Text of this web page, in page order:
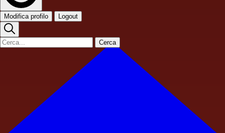
Modifica profilo Logout
Cerca